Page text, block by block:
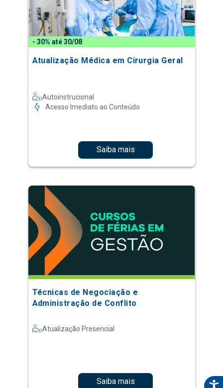
- 30% até 30/08
Atualização Médica em Cirurgia Geral
Autoinstrucional
Acesso Imediato ao Conteúdo
Saiba mais
Técnicas de Negociação e
Administração de Conflito
Atualização Presencial
Saiba mais